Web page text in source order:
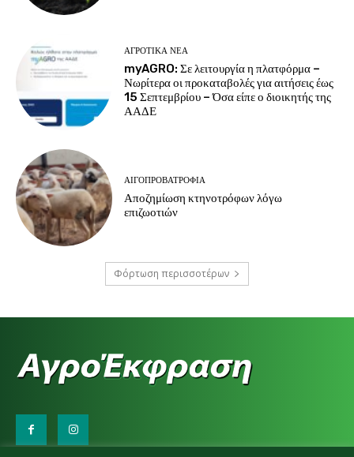
ΑΓΡΟΤΙΚΆ ΝΈΑ
myAGRO: Σε λειτουργία η πλατφόρμα –
Νωρίτερα οι προκαταβολές για αιτήσεις έως
15 Σεπτεμβρίου – Όσα είπε ο διοικητής της
ΑΑΔΕ
ΑΙΓΟΠΡΟΒΑΤΡΟΦΊΑ
Αποζημίωση κτηνοτρόφων λόγω
επιζωοτιών
Φόρτωση περισσοτέρων